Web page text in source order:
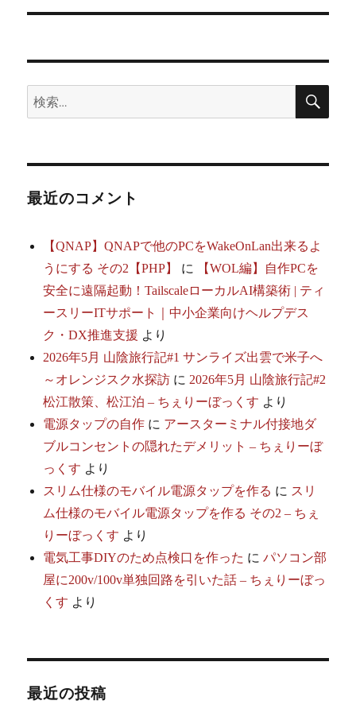
シ
ン
稿:
検
索:
検
最近のコメント
【QNAP】QNAPで他のPCをWakeOnLan出来るよ
うにする その2【PHP】
に
【WOL編】自作PCを
安全に遠隔起動！TailscaleローカルAI構築術 | ティ
ースリーITサポート｜中小企業向けヘルプデス
ク・DX推進支援 より
2026年5月 山陰旅行記#1 サンライズ出雲で米子へ
～オレンジスク水探訪 に 2026年5月 山陰旅行記#2
松江散策、松江泊 – ちぇりーぼっくす より
電源タップの自作 に アースターミナル付接地ダ
ブルコンセントの隠れたデメリット – ちぇりーぼ
っくす より
スリム仕様のモバイル電源タップを作る に スリ
ム仕様のモバイル電源タップを作る その2 – ちぇ
りーぼっくす より
電気工事DIYのため点検口を作った にパソコン部
屋に200v/100v単独回路を引いた話 – ちぇりーぼっ
くす より
最近の投稿